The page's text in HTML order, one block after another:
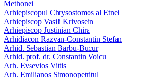
Methonei
Arhiepiscopul Chrysostomos al Etnei
Arhiepiscop Vasili Krivosein
Arhiepiscop Justinian Chira
Arhidiacon Razvan-Constantin Stefan
Arhid. Sebastian Barbu-Bucur
Arhid. prof. dr. Constantin Voicu
Arh. Evsevios Vittis
Arh. Emilianos Simonopetritul